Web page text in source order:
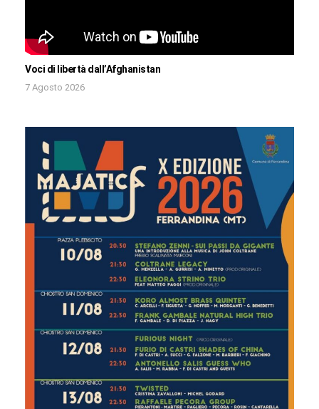
Voci di libertà dall’Afghanistan
7 Agosto 2026